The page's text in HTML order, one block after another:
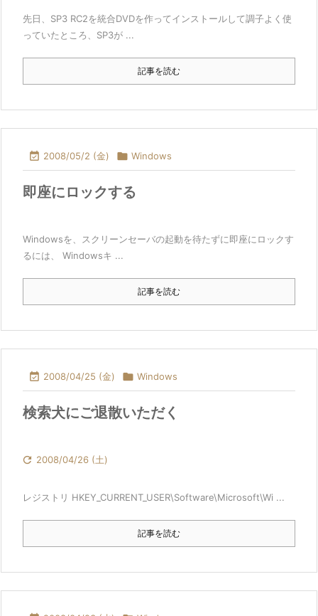
先日、SP3 RC2を統合DVDを作ってインストールして調子よく使
っていたところ、SP3が ...
記事を読む
 2008/05/2 (金)  Windows
即座にロックする
Windowsを、スクリーンセーバの起動を待たずに即座にロックす
るには、 Windowsキ ...
記事を読む
 2008/04/25 (金)  Windows
検索犬にご退散いただく
 2008/04/26 (土)
レジストリ HKEY_CURRENT_USER\Software\Microsoft\Wi ...
記事を読む